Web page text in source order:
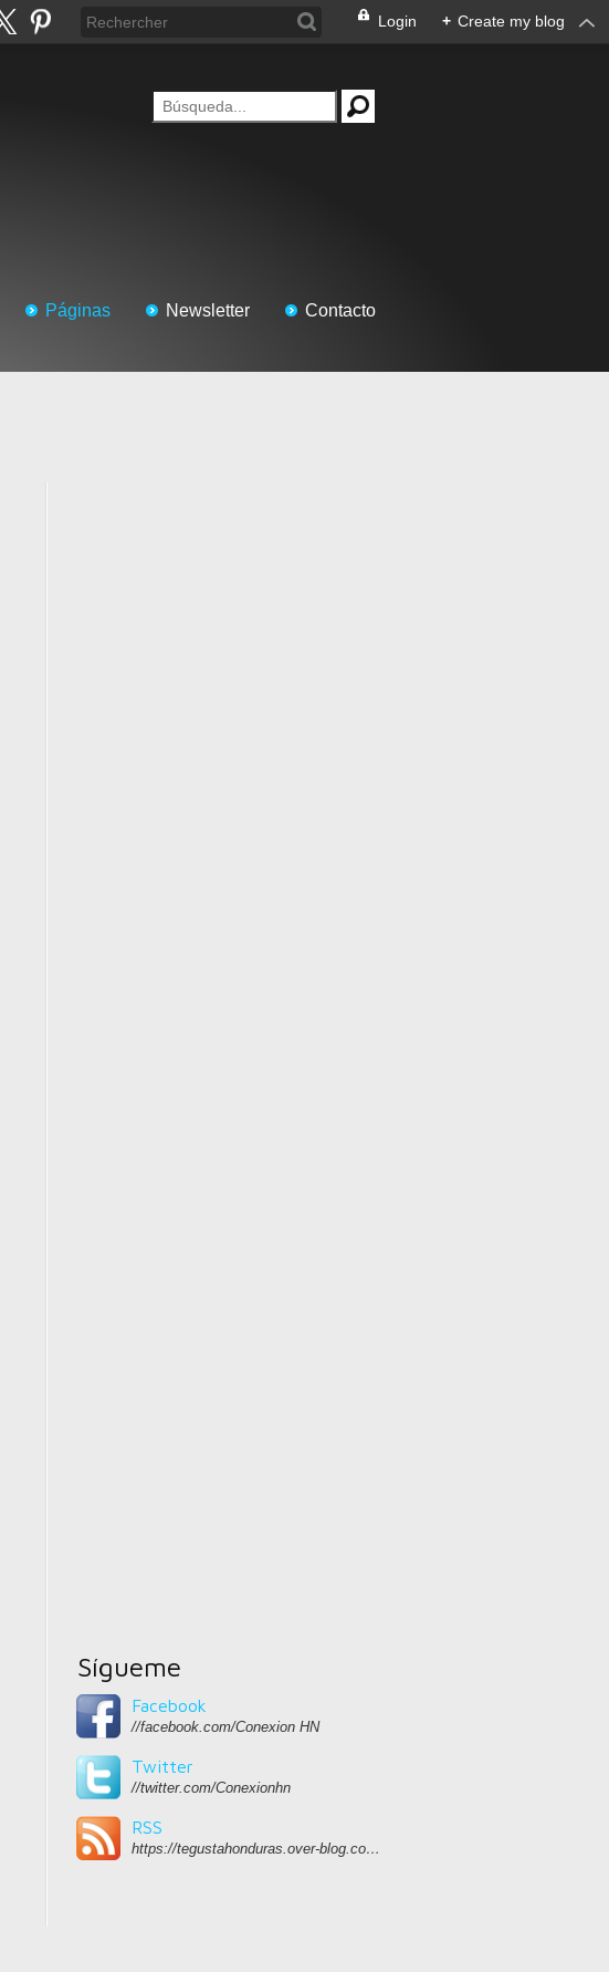
Login + Create my blog
Páginas Newsletter Contacto
Sígueme
Facebook
//facebook.com/Conexion HN
Twitter
//twitter.com/Conexionhn
RSS
https://tegustahonduras.over-blog.com/rss